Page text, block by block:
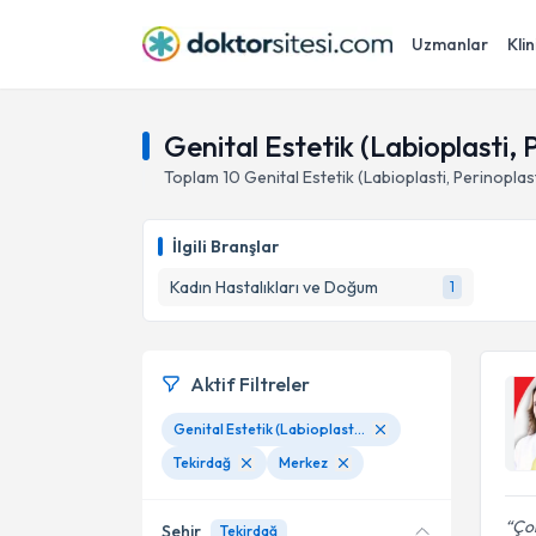
Uzmanlar
Genital Estetik (Labioplasti,
Toplam 10 Genital Estetik (Labioplasti,
İlgili Branşlar
Kadın Hastalıkları ve Doğum
1
Aktif Filtreler
Genital Estetik (Labioplasti, Perinoplasti, Vajinoplasti)
Tekirdağ
Merkez
Şehir Tekirdağ